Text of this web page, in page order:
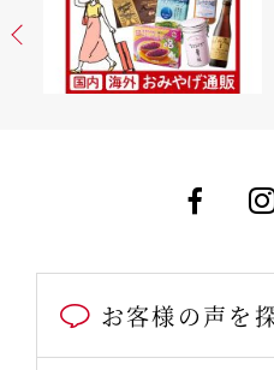
お客様の声を